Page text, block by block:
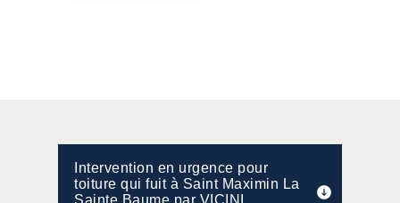
Intervention en urgence pour
toiture qui fuit à Saint Maximin La
Sainte Baume par VICINI